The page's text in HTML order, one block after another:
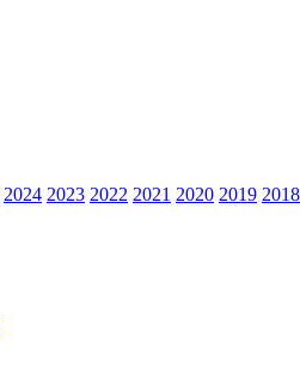
2024 2023 2022 2021 2020 2019 2018